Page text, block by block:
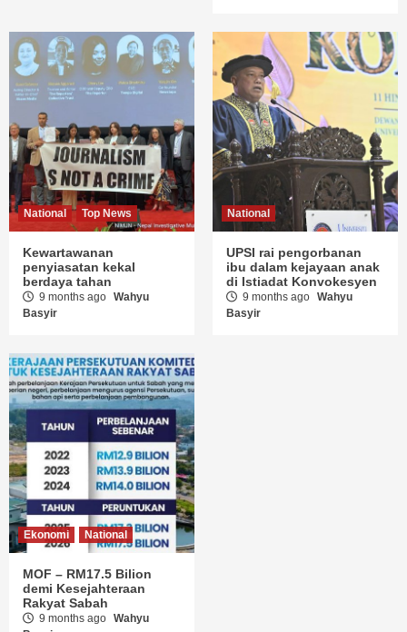
National Top News
Kewartawanan
penyiasatan kekal
berdaya tahan
9 months ago Wahyu
Basyir
National
UPSI rai pengorbanan
ibu dalam kejayaan anak
di Istiadat Konvokesyen
9 months ago Wahyu
Basyir
Ekonomi National
MOF – RM17.5 Bilion
demi Kesejahteraan
Rakyat Sabah
9 months ago Wahyu